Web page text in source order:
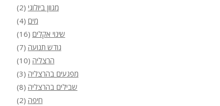
מגוון ביולוגי (2)
מים (4)
שינוי אקלים (16)
גודש תנועה (7)
הרצליה (10)
מפגעים בהרצליה (3)
שבילים בהרצליה (8)
חיפה (2)